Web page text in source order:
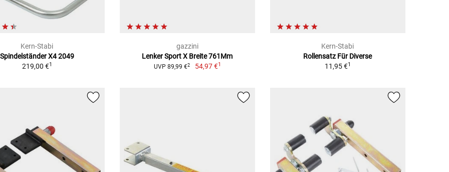
Kern-Stabi
Spindelständer X4 2049
219,00 €1
gazzini
Lenker Sport X Breite 761Mm
UVP 89,99 €2 54,97 €1
Kern-Stabi
Rollensatz Für Diverse
11,95 €1